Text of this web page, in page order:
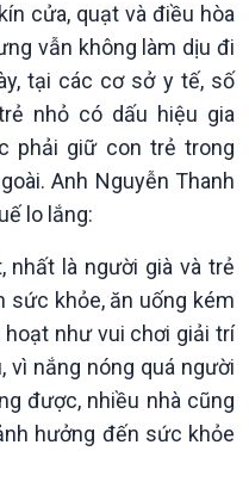
bềncửa, quạt và điều hòa
vẫn không làm dịu đi
tại các cơ sở y tế, số
nhỏ có dấu hiệu gia
phải giữ con trẻ trong
Anh Nguyễn Thanh
lo lắng:
nhất là người già và trẻ
sức khỏe, ăn uống kém
như vui chơi giải trí
vì nắng nóng quá người
được, nhiều nhà cũng
hưởng đến sức khỏe